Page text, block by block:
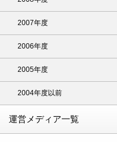
2007年度
2006年度
2005年度
2004年度以前
運営メディア一覧